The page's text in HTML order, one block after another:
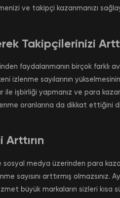
ve takipçi kazanmanızı
Takipçilerinizi
faydalanmanın birçok farklı
izlenme sayılarının
işbirliği yapmanız ve para
oranlarına da dikkat ettiğini
Arttırın
sosyal medya üzerinden para
sayısını arttırmış
büyük markaların sizleri